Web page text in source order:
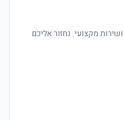
מקצועי. נחזור אליכם